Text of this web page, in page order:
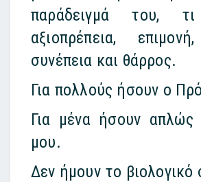
παράδειγμά του, τι
αξιοπρέπεια,
συνέπεια και θάρρος.
Για πολλούς ήσουν ο
Για μένα ήσουν
μου.
Δεν ήμουν το βιολογικό